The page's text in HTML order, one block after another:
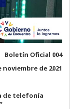
Boletín Oficial 004
noviembre de 2021
de telefonía